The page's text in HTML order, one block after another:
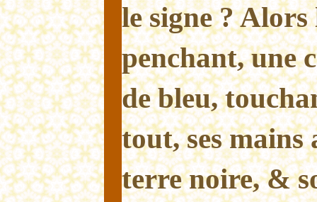
le signe ?
penchant, une
de bleu,
tout, ses mains
terre noire, &